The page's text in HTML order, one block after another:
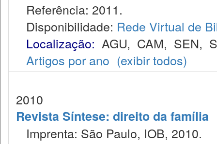
Referência: 2011.
Disponibilidade: Rede Virtual de
Localização: AGU, CAM, SEN,
Artigos por ano (exibir todos)
2010
Revista Síntese: direito da família
Imprenta: São Paulo, IOB, 2010.